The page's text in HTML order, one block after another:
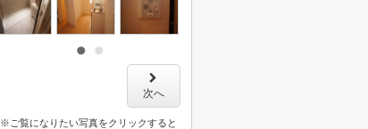
次へ
※ご覧になりたい写真をクリックすると